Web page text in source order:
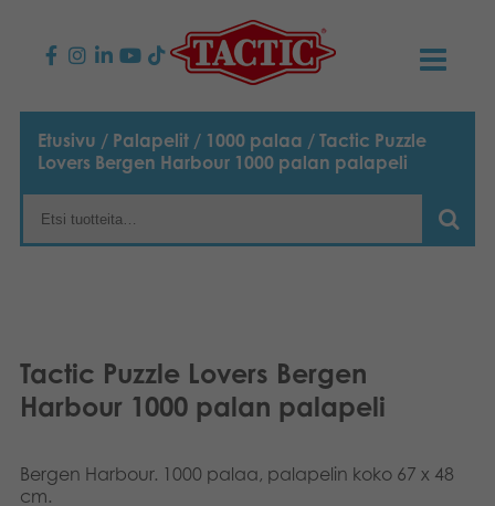
KAUPPA
Lasten pelit
Palapelit
Lelut
AJANKOHTAISTA
TACTIC
TarinaReklamaatiot
Sivustot
Medialle
OSTOSKORI
0
OMA TILI
Etusivu / Palapelit / 1000 palaa / Tactic Puzzle
Lovers Bergen Harbour 1000 palan palapeli
Tactic Puzzle Lovers Bergen
Harbour 1000 palan palapeli
Bergen Harbour. 1000 palaa, palapelin koko 67 x 48
cm.